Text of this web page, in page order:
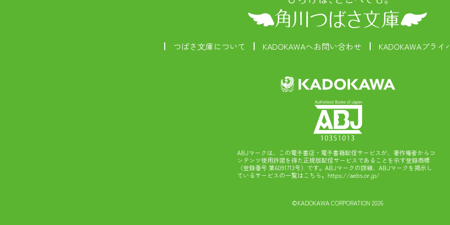
つばさ文庫について KADOKAWAへお問い合わせ KADOKAWAプラ
ABJマークは、この電子書店・電子書籍配信サービスが、著作権者からコ
ンテンツ使用許諾を得た正規版配信サービスであることを示す登録商標
（登録番号 第6091713号）です。ABJマークの詳細、ABJマークを掲示し
ているサービスの一覧はこちら。 https://aebs.or.jp/
©KADOKAWA CORPORATION 2026